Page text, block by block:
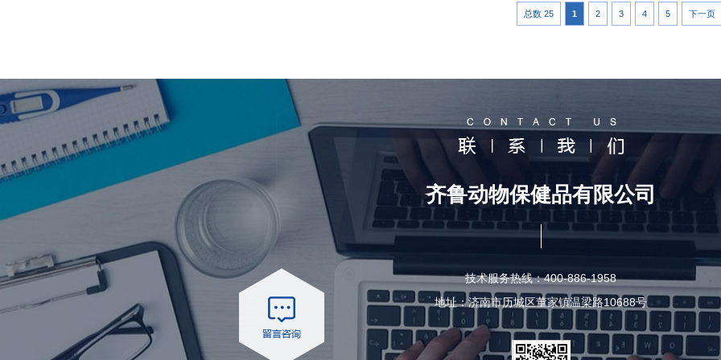
总数 25 1 2 3 4 5 下一页
齐鲁动物保健品有限公司
技术服务热线：400-886-1958
地址：济南市历城区董家镇温梁路10688号